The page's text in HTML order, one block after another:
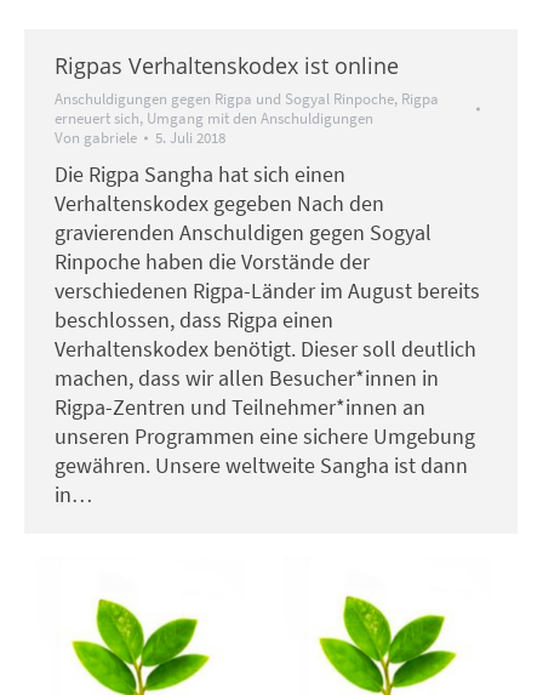
Rigpas Verhaltenskodex ist online
Anschuldigungen gegen Rigpa und Sogyal Rinpoche, Rigpa
erneuert sich, Umgang mit den Anschuldigungen
Von gabriele 5. Juli 2018
Die Rigpa Sangha hat sich einen
Verhaltenskodex gegeben Nach den
gravierenden Anschuldigen gegen Sogyal
Rinpoche haben die Vorstände der
verschiedenen Rigpa-Länder im August bereits
beschlossen, dass Rigpa einen
Verhaltenskodex benötigt. Dieser soll deutlich
machen, dass wir allen Besucher*innen in
Rigpa-Zentren und Teilnehmer*innen an
unseren Programmen eine sichere Umgebung
gewähren. Unsere weltweite Sangha ist dann
in…